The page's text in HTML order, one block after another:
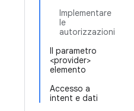
Implementare
le
autorizzazioni
Il parametro
<provider>
elemento
Accesso a
intent e dati